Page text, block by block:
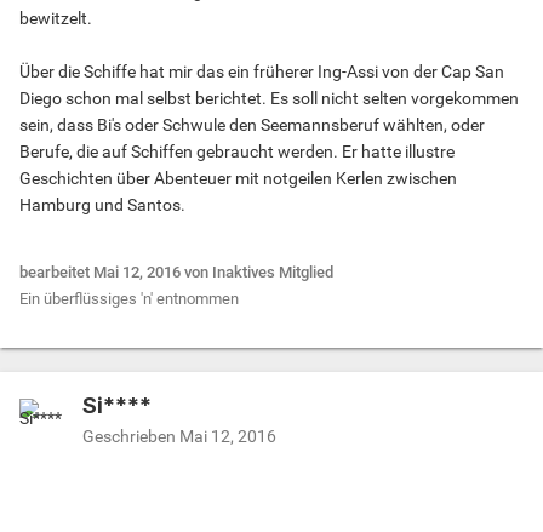
bewitzelt.
Über die Schiffe hat mir das ein früherer Ing-Assi von der Cap San
Diego schon mal selbst berichtet. Es soll nicht selten vorgekommen
sein, dass Bi's oder Schwule den Seemannsberuf wählten, oder
Berufe, die auf Schiffen gebraucht werden. Er hatte illustre
Geschichten über Abenteuer mit notgeilen Kerlen zwischen
Hamburg und Santos.
bearbeitet Mai 12, 2016 von Inaktives Mitglied
Ein überflüssiges 'n' entnommen
Si****
Geschrieben Mai 12, 2016